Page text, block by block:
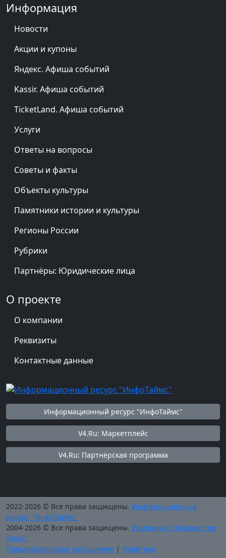
Информация
Новости
Акции и купоны
Яндекс. Афиша событий
Kassir. Афиша событий
TicketLand. Афиша событий
Услуги
Ответы на вопросы
Советы и факты
Объекты культуры
Памятники истории и культуры
Регионы России
Рубрики
Партнёры: Юридические лица
О проекте
О компании
Реквизиты
Контактные данные
Информационный ресурс "ИнфоТаймс"
V4.Ru: Маркетплейс
V4.Ru: Партнёрская программа
2022-2026 © Все права защищены. Информационный
ресурс "ИнфоТаймс"
2004-2026 © Все права защищены. Компания "Инфомастер
Плюс"
Пользовательское соглашение | Политика